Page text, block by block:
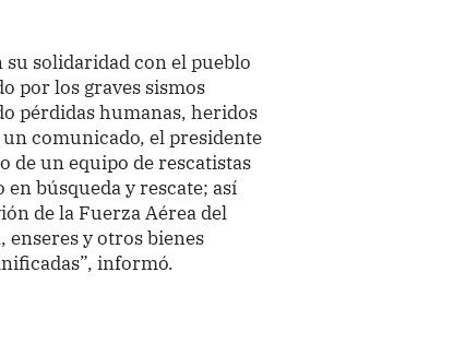
solidaridad con el pueblo
por los graves sismos
pérdidas humanas, heridos
comunicado, el presidente
de un equipo de rescatistas
búsqueda y rescate; así
de la Fuerza Aérea del
enseres y otros bienes
informó.